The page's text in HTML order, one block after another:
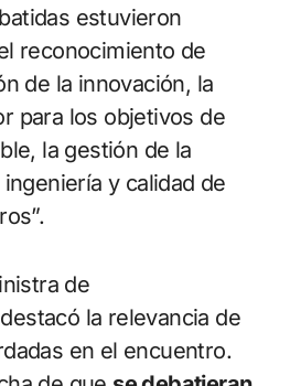
estuvieron
reconocimiento de
de la innovación, la
para los objetivos de
la gestión de la
y calidad de
de
la relevancia de
en el encuentro.